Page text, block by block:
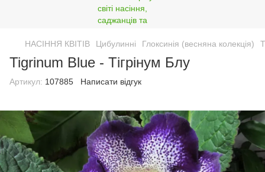
НАСІННЯ КВІТІВ Цибулинні Глоксинія (весняна колекція)
Tigrinum Blue - Тігрінум Блу
Артикул: 107885 Написати відгук